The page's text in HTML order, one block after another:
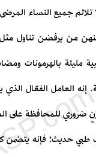
تلائم جميع النساء
من يرفضن تناول
مليئة بالهرمونات
إنه العامل الفعّال
للمحافظة على
طبي حديث؛ فإنه